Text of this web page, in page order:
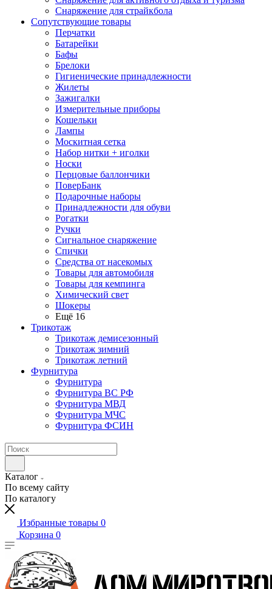
Снаряжение для страйкбола
Сопутствующие товары
Перчатки
Батарейки
Бафы
Брелоки
Гигиенические принадлежности
Жилеты
Зажигалки
Измерительные приборы
Кошельки
Лампы
Москитная сетка
Набор нитки + иголки
Носки
Перцовые баллончики
ПоверБанк
Подарочные наборы
Принадлежности для обуви
Рогатки
Ручки
Сигнальное снаряжение
Спички
Средства от насекомых
Товары для автомобиля
Товары для кемпинга
Химический свет
Шокеры
Ещё 16
Трикотаж
Трикотаж демисезонный
Трикотаж зимний
Трикотаж летний
Фурнитура
Фурнитура
Фурнитура ВС РФ
Фурнитура МВД
Фурнитура МЧС
Фурнитура ФСИН
Каталог
По всему сайту
По каталогу
Избранные товары 0
Корзина 0